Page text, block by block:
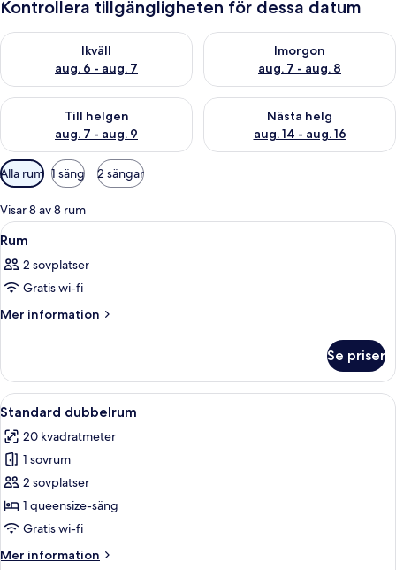
Kontrollera tillgängligheten för dessa datum
Ikväll
aug. 6 - aug. 7
Kontrollera tillgängligheten för ikväll aug. 6 - aug. 7
Imorgon
aug. 7 - aug. 8
Kontrollera tillgängligheten
Till helgen
aug. 7 - aug. 9
Kontrollera tillgängligheten för den här helgen aug. 7 - aug. 9
Nästa helg
aug. 14 - aug. 16
Kontrollera tillgängligheten
Tillgängliga
filter
för
rum
Alla rum 1 säng 2 sängar
Visar 8 av 8 rum
Öppna
alla
foton
för
Rum
Ett hotellrum med en säng, två
6
Rum
2 sovplatser
Gratis wi-fi
Mer information
Mer
Se priser
Öppna
alla
foton
för
Standard
dubbelrum
Ett hotellrum med en säng, en rund
6
Standard dubbelrum
20 kvadratmeter
1 sovrum
2 sovplatser
1 queensize-säng
Gratis wi-fi
Mer information
Mer